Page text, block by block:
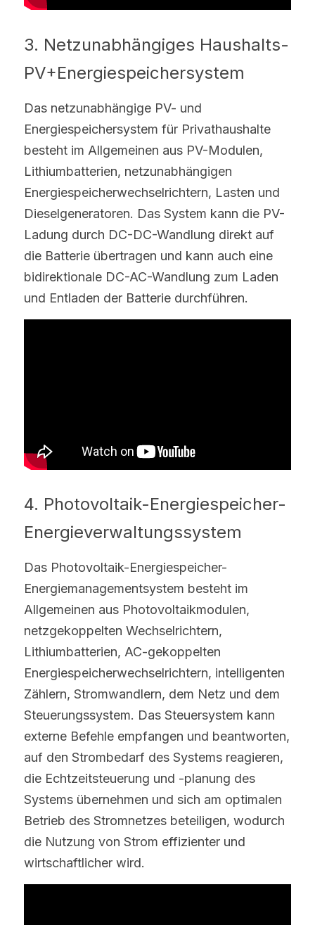
3. Netzunabhängiges Haushalts-
PV+Energiespeichersystem
Das netzunabhängige PV- und
Energiespeichersystem für Privathaushalte
besteht im Allgemeinen aus PV-Modulen,
Lithiumbatterien, netzunabhängigen
Energiespeicherwechselrichtern, Lasten und
Dieselgeneratoren. Das System kann die PV-
Ladung durch DC-DC-Wandlung direkt auf
die Batterie übertragen und kann auch eine
bidirektionale DC-AC-Wandlung zum Laden
und Entladen der Batterie durchführen.
4. Photovoltaik-Energiespeicher-
Energieverwaltungssystem
Das Photovoltaik-Energiespeicher-
Energiemanagementsystem besteht im
Allgemeinen aus Photovoltaikmodulen,
netzgekoppelten Wechselrichtern,
Lithiumbatterien, AC-gekoppelten
Energiespeicherwechselrichtern, intelligenten
Zählern, Stromwandlern, dem Netz und dem
Steuerungssystem. Das Steuersystem kann
externe Befehle empfangen und beantworten,
auf den Strombedarf des Systems reagieren,
die Echtzeitsteuerung und -planung des
Systems übernehmen und sich am optimalen
Betrieb des Stromnetzes beteiligen, wodurch
die Nutzung von Strom effizienter und
wirtschaftlicher wird.